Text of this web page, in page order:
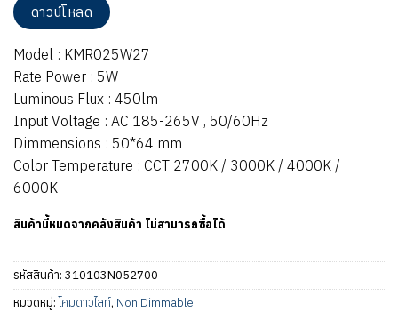
ดาวน์โหลด
Model : KMR025W27
Rate Power : 5W
Luminous Flux : 450lm
Input Voltage : AC 185-265V , 50/60Hz
Dimmensions : 50*64 mm
Color Temperature : CCT 2700K / 3000K / 4000K /
6000K
สินค้านี้หมดจากคลังสินค้า ไม่สามารถซื้อได้
รหัสสินค้า: 310103N052700
หมวดหมู่: โคมดาวไลท์, Non Dimmable